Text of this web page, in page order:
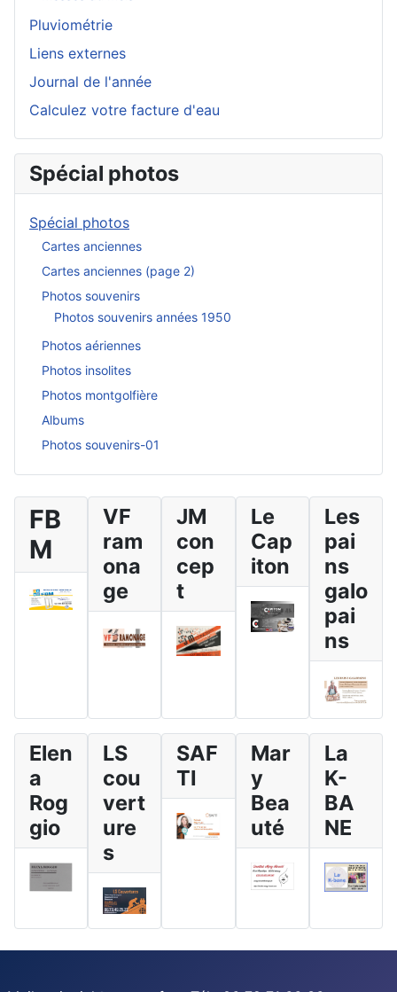
Pluviométrie
Liens externes
Journal de l'année
Calculez votre facture d'eau
Spécial photos
Spécial photos
Cartes anciennes
Cartes anciennes (page 2)
Photos souvenirs
Photos souvenirs années 1950
Photos aériennes
Photos insolites
Photos montgolfière
Albums
Photos souvenirs-01
FB
M
VF
ram
ona
ge
JM
con
cep
t
Le
Cap
iton
Les
pai
ns
galo
pai
ns
Elen
a
Rog
gio
LS
cou
vert
ure
s
SAF
TI
Mar
y
Bea
uté
La
K-
BA
NE